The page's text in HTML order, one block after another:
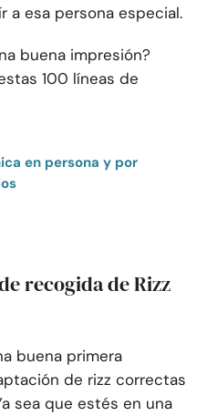
a esa persona especial.
buena impresión?
100 líneas de
en persona y por
recogida de Rizz
buena primera
de rizz correctas
sea que estés en una